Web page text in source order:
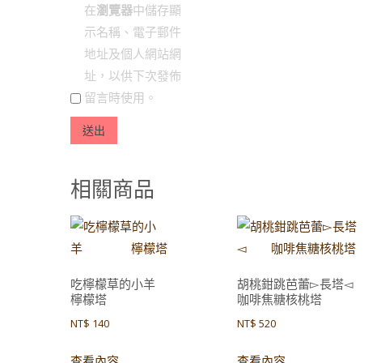
在瀏覽器中儲存顯
示名稱、電子郵件
地址及個人網站網
址，以供下次發佈
留言時使用。
相關商品
吃檸檬草的小羊
檸檬塔
NT$ 140
胡桃鉗跳芭蕾▻長塔◅
咖啡焦糖核桃塔
NT$ 520